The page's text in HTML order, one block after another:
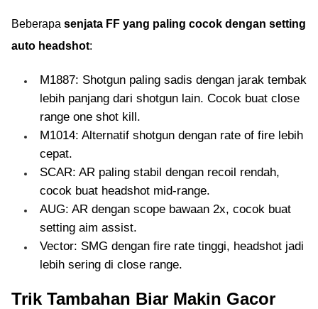
Beberapa senjata FF yang paling cocok dengan setting
auto headshot:
M1887: Shotgun paling sadis dengan jarak tembak
lebih panjang dari shotgun lain. Cocok buat close
range one shot kill.
M1014: Alternatif shotgun dengan rate of fire lebih
cepat.
SCAR: AR paling stabil dengan recoil rendah,
cocok buat headshot mid-range.
AUG: AR dengan scope bawaan 2x, cocok buat
setting aim assist.
Vector: SMG dengan fire rate tinggi, headshot jadi
lebih sering di close range.
Trik Tambahan Biar Makin Gacor